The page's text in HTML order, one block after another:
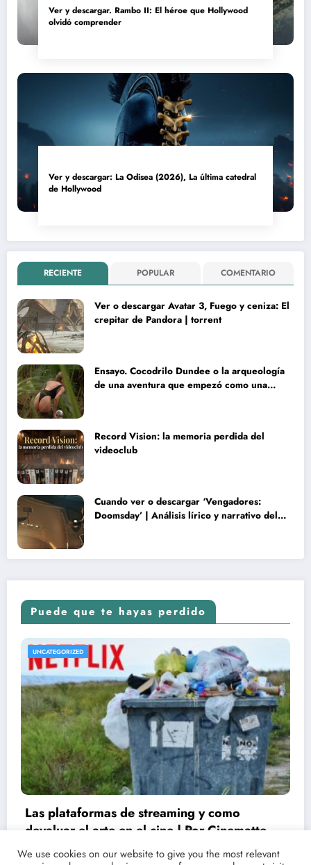
Ver y descargar. Rambo II: El héroe que Hollywood
olvidó comprender
Ver y descargar: La Odisea (2026), La última catedral
de Hollywood
RECIENTE POPULAR COMENTARIO
Ver o descargar Avatar 3, Fuego y ceniza: El
crepitar de Pandora | torrent
Ensayo. Cocodrilo Dundee o la arqueología
de una aventura que empezó como una
Record Vision: la memoria perdida del
videoclub
Cuando ver o descargar ‘Vengadores:
Doomsday’ | Análisis lírico y narrativo del
Puede que te hayas perdido
UNCATEGORIZED
Conoce las fechas de estrenos y críticas de
tus películas y series favoritas con Point
We use cookies on our website to give you the most relevant